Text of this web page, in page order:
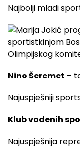
Najbolji mladi
Nino Šeremet –
Najuspješniji
Klub vodenih
Najuspješnija